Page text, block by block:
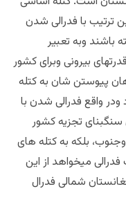
ترتیب با فدرالی شدن
باشند وبه تعبیر
بیرونی وبرای کشور
پیوستن شان به کتله
واقع فدرالی شدن با
تجزیه کشور
بلکه به کتله های
میخواهد از این
شمالی فدرال